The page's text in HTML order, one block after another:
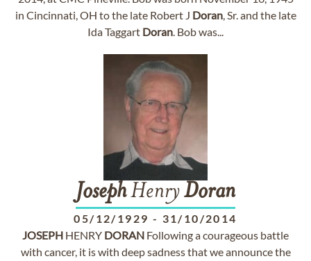
in Cincinnati, OH to the late Robert J Doran, Sr. and the late
Ida Taggart Doran. Bob was...
JosephHenryDoran
05/12/1929 - 31/10/2014
JOSEPH HENRY DORAN Following a courageous battle
with cancer, it is with deep sadness that we announce the